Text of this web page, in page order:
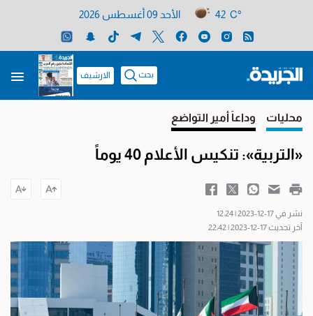
42 C° الأحد 09 أغسطس 2026
بحث الارشيف
محليات وداعاً أمير التواضع
«التربية»: تنكيس الأعلام 40 يوماً
نشر في 17-12-2023 | 12:24
آخر تحديث 17-12-2023 | 22:42